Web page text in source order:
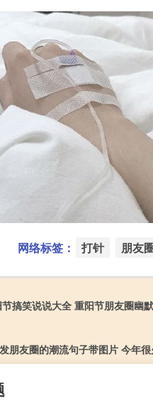
网络标签： 打针 朋友
搞笑说说大全 重阳节朋友圈幽
发朋友圈的潮流句子带图片 今年